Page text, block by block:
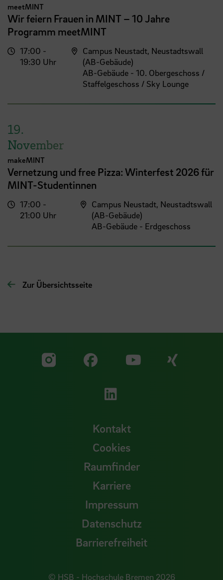
meetMINT
Wir feiern Frauen in MINT – 10 Jahre
Programm meetMINT
17:00 -
19:30 Uhr
Campus Neustadt, Neustadtswall
(AB-Gebäude)
AB-Gebäude - 10. Obergeschoss /
Staffelgeschoss / Sky Lounge
19.
November
makeMINT
Vernetzung und free Pizza: Winterfest 2026 für
MINT-Studentinnen
17:00 -
21:00 Uhr
Campus Neustadt, Neustadtswall
(AB-Gebäude)
AB-Gebäude - Erdgeschoss
Zur Übersichtsseite
Zu unserer Facebook
Zu
Zu unserer
Kontakt
Cookies
Raumfinder
Karriere
Impressum
Datenschutz
Barrierefreiheit
© HSB - Hochschule Bremen 2026